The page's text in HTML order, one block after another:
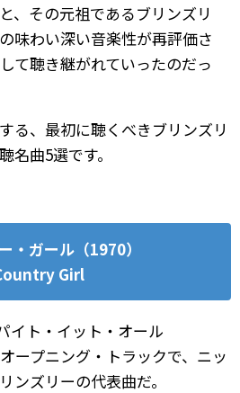
、その元祖であるブリンズリ
味わい深い音楽性が再評価さ
て聴き継がれていったのだっ
る、最初に聴くべきブリンズリ
名曲5選です。
・ガール（1970）
Girl
イト・イット・オール
ープニング・トラックで、ニッ
ンズリーの代表曲だ。